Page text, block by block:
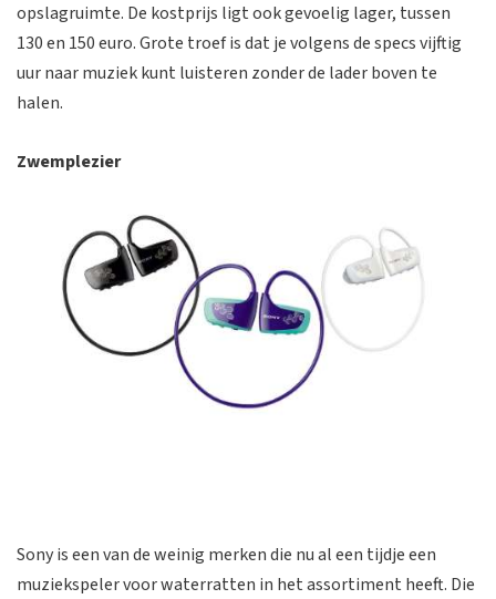
opslagruimte. De kostprijs ligt ook gevoelig lager, tussen
130 en 150 euro. Grote troef is dat je volgens de specs vijftig
uur naar muziek kunt luisteren zonder de lader boven te
halen.
Zwemplezier
Sony is een van de weinig merken die nu al een tijdje een
muziekspeler voor waterratten in het assortiment heeft. Die